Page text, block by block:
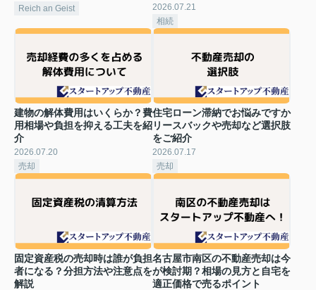
Reich an Geist
2026.07.21
相続
建物の解体費用はいくらか？費
用相場や負担を抑える工夫を紹
介
2026.07.20
売却
住宅ローン滞納でお悩みですか
リースバックや売却など選択肢
をご紹介
2026.07.17
売却
固定資産税の売却時は誰が負担
者になる？分担方法や注意点を
解説
名古屋市南区の不動産売却は今
が検討期？相場の見方と自宅を
適正価格で売るポイント